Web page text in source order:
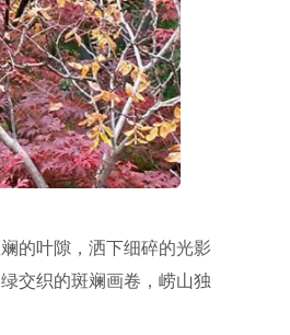
的叶隙，洒下细碎的光影
交织的斑斓画卷，崂山独